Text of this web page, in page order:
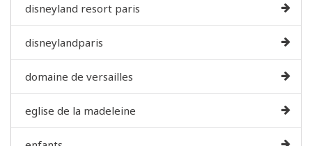
disneyland resort paris
disneylandparis
domaine de versailles
eglise de la madeleine